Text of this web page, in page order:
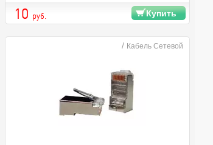
10 руб. Купить
/ Кабель Сетевой